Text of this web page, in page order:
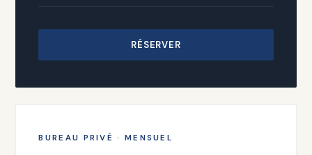
RÉSERVER
BUREAU PRIVÉ · MENSUEL